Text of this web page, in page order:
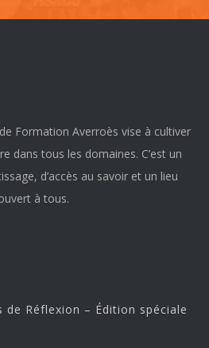
Formation Averroès vise à cultiver
dans tous les domaines. C’est un
d’accès au savoir et un lieu
à tous.
de Réflexion – Édition spéciale